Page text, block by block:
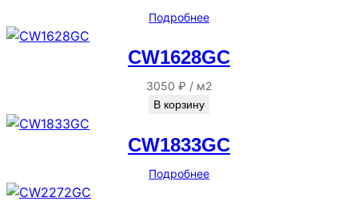
Подробнее
CW1628GC
3050 ₽ / м2
В корзину
CW1833GC
Подробнее